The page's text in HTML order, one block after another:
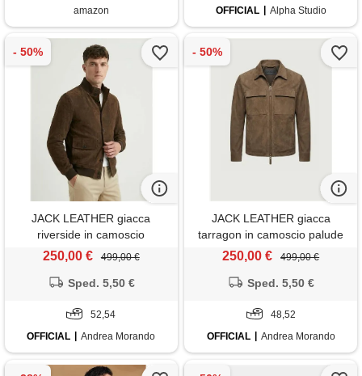
amazon OFFICIAL Alpha Studio
JACK LEATHER giacca
riverside in camoscio
cioccolato
250,00 € 499,00 €
Sped. 5,50 €
52,54
OFFICIAL
Andrea Morando
JACK LEATHER giacca
tarragon in camoscio palude
250,00 € 499,00 €
Sped. 5,50 €
48,52
OFFICIAL
Andrea Morando